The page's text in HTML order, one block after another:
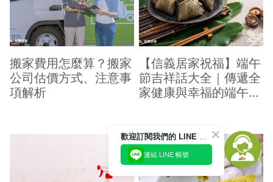
搬家費用怎麼算？搬家
公司估價方式、注意事
項解析
【信義居家祝福】端午
節吉祥話大全｜傳遞全
家健康與幸福的端午祝
歡迎訂閱我們的 LINE 官方帳號
連結 LINE 帳號